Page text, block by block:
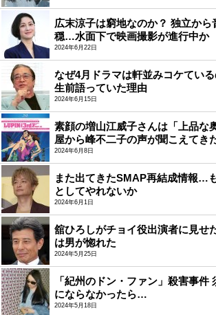
広末涼子は窮地なのか？ 独立から
穏…水面下で映画撮影が進行中か
2024年6月22日
なぜ4月ドラマは軒並みコケてい
生前語っていた理由
2024年6月15日
素顔の増山江威子さんは「上品な
屋から峰不二子の声が聞こえてき
2024年6月8日
また出てきたSMAP再結成情報…
としてやれないか
2024年6月1日
舘ひろしがチョイ役出演者に見せ
は男が惚れた
2024年5月25日
「紀州のドン・ファン」殺害事件
にならなかったら…
2024年5月18日